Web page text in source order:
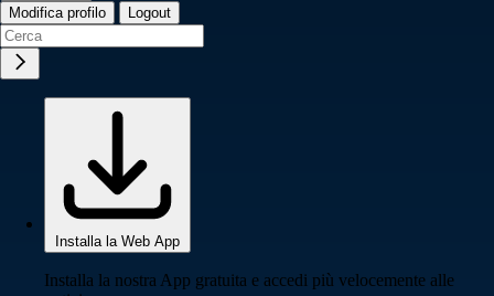
Modifica profilo Logout
Installa la Web App
Installa la nostra App gratuita e accedi più velocemente alle